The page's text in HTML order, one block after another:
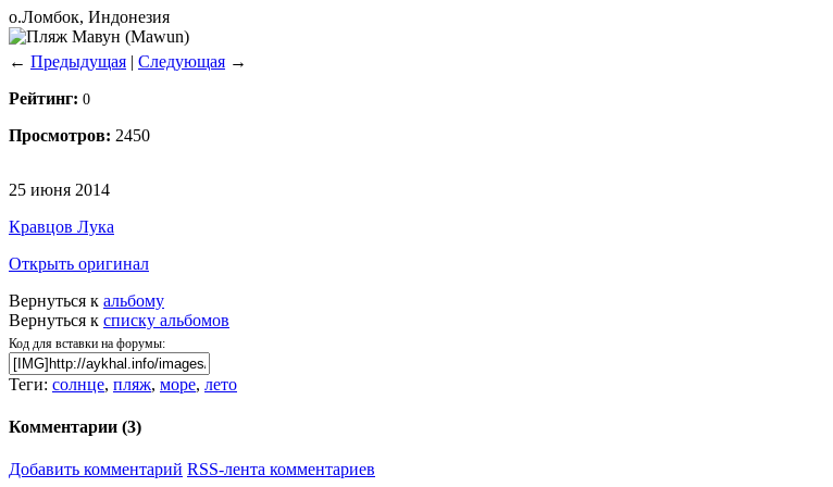
о.Ломбок, Индонезия
← Предыдущая | Следующая →
Рейтинг: 0
Просмотров: 2450
25 июня 2014
Кравцов Лука
Открыть оригинал
Вернуться к альбому
Вернуться к списку альбомов
Код для вставки на форумы:
Теги: солнце, пляж, море, лето
Комментарии (3)
Добавить комментарий RSS-лента комментариев